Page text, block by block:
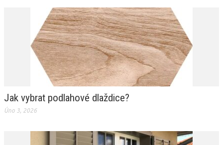
Jak vybrat podlahové dlaždice?
Úno 3, 2026